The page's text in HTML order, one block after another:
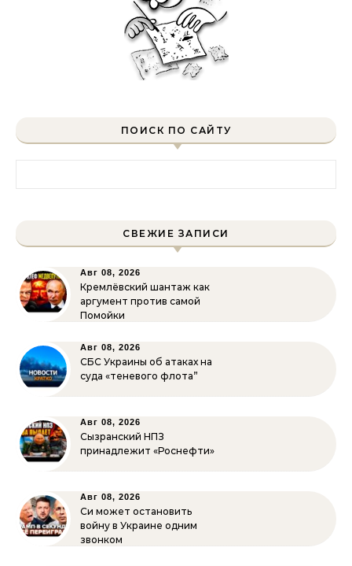
ПОИСК ПО САЙТУ
СВЕЖИЕ ЗАПИСИ
Авг 08, 2026
Кремлёвский шантаж как
аргумент против самой
Помойки
Авг 08, 2026
СБС Украины об атаках на
суда «теневого флота”
Авг 08, 2026
Сызранский НПЗ
принадлежит «Роснефти»
Авг 08, 2026
Си может остановить
войну в Украине одним
звонком